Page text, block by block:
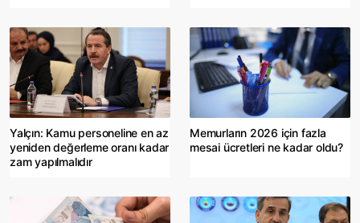
Yalçın: Kamu personeline en az
yeniden değerleme oranı kadar
zam yapılmalıdır
Memurların 2026 için fazla
mesai ücretleri ne kadar oldu?